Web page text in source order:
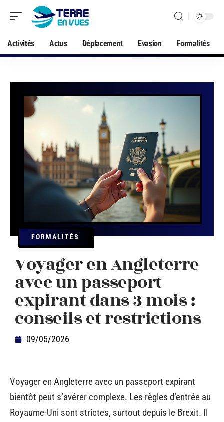
Activités Actus Déplacement Evasion Formalités
FORMALITÉS
Voyager en Angleterre
avec un passeport
expirant dans 3 mois :
conseils et restrictions
09/05/2026
Voyager en Angleterre avec un passeport expirant
bientôt peut s’avérer complexe. Les règles d’entrée au
Royaume-Uni sont strictes, surtout depuis le Brexit. Il